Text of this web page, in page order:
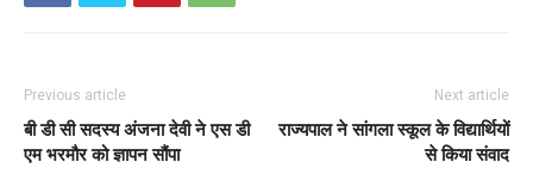
Previous article
बी डी सी सदस्य अंजना देवी ने एस डी
एम भरमौर को ज्ञापन सौंपा
Next article
राज्यपाल ने सांगला स्कूल के विद्यार्थियों
से किया संवाद